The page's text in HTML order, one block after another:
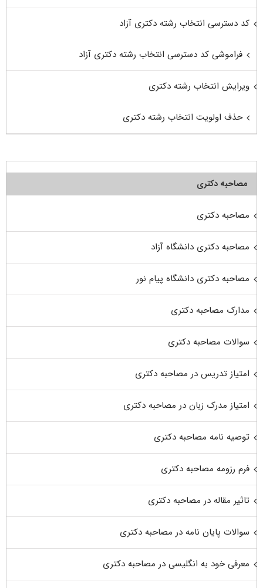
کد دسترسی انتخاب رشته دکتری آزاد
فراموشی کد دسترسی انتخاب رشته دکتری آزاد
ویرایش انتخاب رشته دکتری
حذف اولویت انتخاب رشته دکتری
مصاحبه دکتری
مصاحبه دکتری
مصاحبه دکتری دانشگاه آزاد
مصاحبه دکتری دانشگاه پیام نور
مدارک مصاحبه دکتری
سوالات مصاحبه دکتری
امتیاز تدریس در مصاحبه دکتری
امتیاز مدرک زبان در مصاحبه دکتری
توصیه نامه مصاحبه دکتری
فرم رزومه مصاحبه دکتری
تاثیر مقاله در مصاحبه دکتری
سوالات پایان نامه در مصاحبه دکتری
معرفی خود به انگلیسی در مصاحبه دکتری